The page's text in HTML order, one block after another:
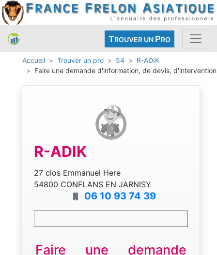
TROUVER UN PRO
Accueil Trouver un pro 54
R-ADIK
Faire une demande d'information, de devis, d'intervention
R-ADIK
27 clos Emmanuel Here
54800 CONFLANS EN JARNISY
06 10 93 74 39
Faire une demande